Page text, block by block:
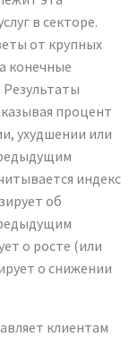
в секторе.
от крупных
конечные
процент
ухудшении или
индекс
об
о росте (или
о снижении
клиентам